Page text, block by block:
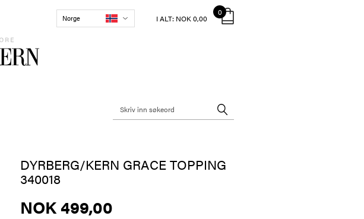
Norge
0
I ALT: NOK 0,00
DYRBERG/KERN GRACE TOPPING
340018
NOK 499,00